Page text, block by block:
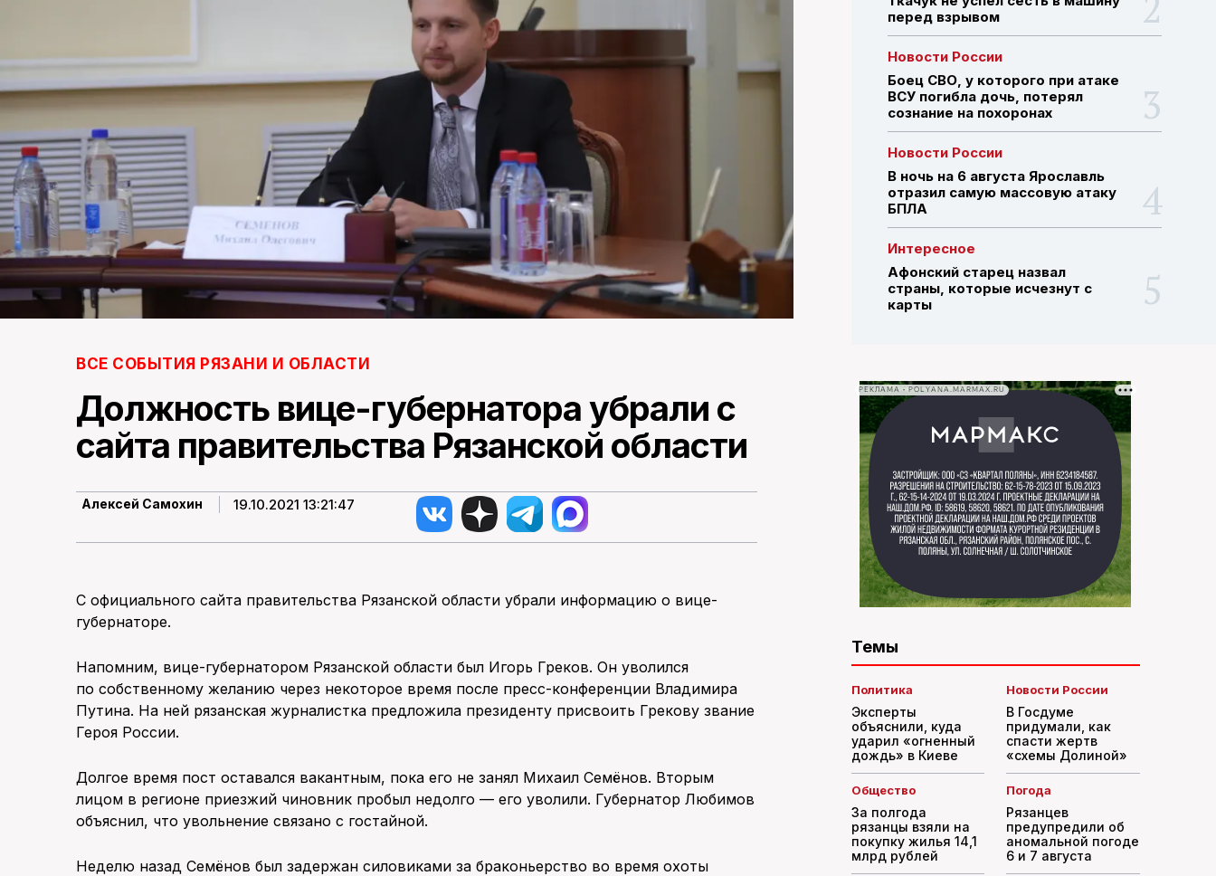
ПОИСК ПО САЙТУ
ВСЕ СОБЫТИЯ РЯЗАНИ И ОБЛАСТИ
Должность вице-губернатора убрали с
сайта правительства Рязанской области
Алексей Самохин 19.10.2021 13:21:47
С официального сайта правительства Рязанской области убрали информацию о вице-
губернаторе.
Напомним, вице-губернатором Рязанской области был Игорь Греков. Он уволился
по собственному желанию через некоторое время после пресс-конференции Владимира
Путина. На ней рязанская журналистка предложила президенту присвоить Грекову звание
Героя России.
Долгое время пост оставался вакантным, пока его не занял Михаил Семёнов. Вторым
лицом в регионе приезжий чиновник пробыл недолго — его уволили. Губернатор Любимов
объяснил, что увольнение связано с гостайной.
Неделю назад Семёнов был задержан силовиками за браконьерство во время охоты
перед взрывом
Новости России
Боец СВО, у которого при атаке
ВСУ погибла дочь, потерял
сознание на похоронах
Новости России
В ночь на 6 августа Ярославль
отразил самую массовую атаку
БПЛА
Интересное
Афонский старец назвал
страны, которые исчезнут с
карты
РЕКЛАМА • POLYANA.MARMAX.RU
Темы
Политика
Эксперты
объяснили, куда
ударил «огненный
дождь» в Киеве
Новости России
В Госдуме
придумали, как
спасти жертв
«схемы Долиной»
Общество
За полгода
рязанцы взяли на
покупку жилья 14,1
млрд рублей
Погода
Рязанцев
предупредили об
аномальной погоде
6 и 7 августа